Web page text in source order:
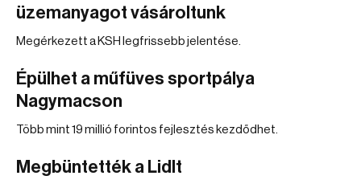
üzemanyagot vásároltunk
Megérkezett a KSH legfrissebb jelentése.
Épülhet a műfüves sportpálya
Nagymacson
Több mint 19 millió forintos fejlesztés kezdődhet.
Megbüntették a Lidlt